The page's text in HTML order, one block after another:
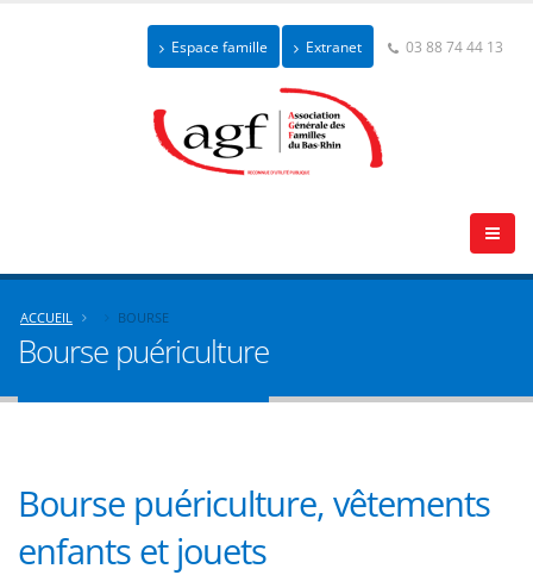
Espace famille Extranet 03 88 74 44 13
ACCUEIL BOURSE
Bourse puériculture
Bourse puériculture, vêtements
enfants et jouets